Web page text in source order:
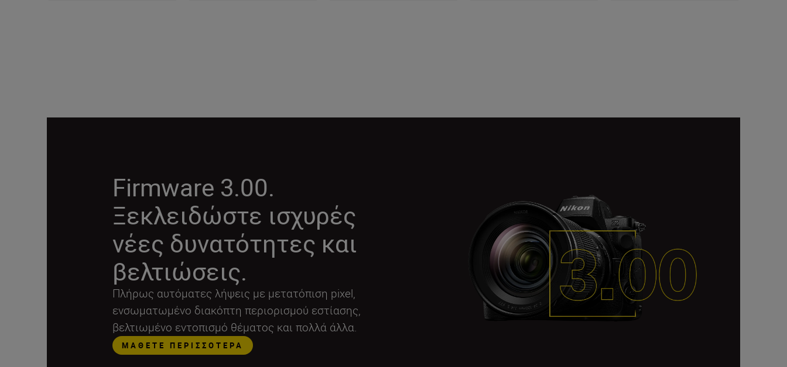
Firmware 3.00.
Ξεκλειδώστε ισχυρές
νέες δυνατότητες και
βελτιώσεις.
Πλήρως αυτόματες λήψεις με μετατόπιση pixel,
ενσωματωμένο διακόπτη περιορισμού εστίασης,
βελτιωμένο εντοπισμό θέματος και πολλά άλλα.
ΜΆΘΕΤΕ ΠΕΡΙΣΣΌΤΕΡΑ